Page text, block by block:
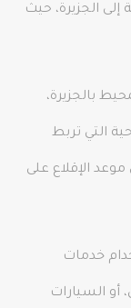
الجزيرة، حيث
بالجزيرة،
التي تربط
الإقلاع على
خدمات
أو السيارات